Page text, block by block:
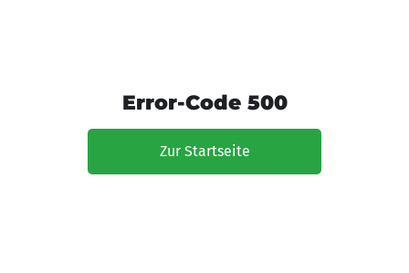
Error-Code 500
Zur Startseite